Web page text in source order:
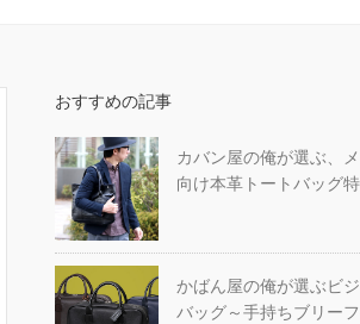
おすすめの記事
カバン屋の俺が選ぶ、
向け本革トートバッグ
かばん屋の俺が選ぶビ
バッグ～手持ちブリー